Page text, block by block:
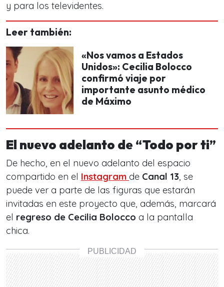
y para los televidentes.
Leer también:
«Nos vamos a Estados
Unidos»: Cecilia Bolocco
confirmó viaje por
importante asunto médico
de Máximo
El nuevo adelanto de “Todo por ti”
De hecho, en el nuevo adelanto del espacio
compartido en el Instagram de Canal 13, se
puede ver a parte de las figuras que estarán
invitadas en este proyecto que, además, marcará
el regreso de Cecilia Bolocco a la pantalla
chica.